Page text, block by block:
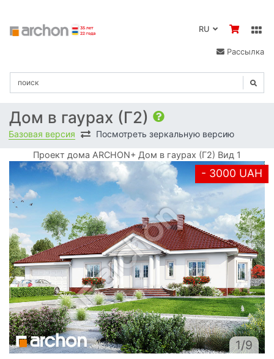
Рассылка
Дом в гаурах (Г2)
Базовая версия Посмотреть зеркальную версию
Проект дома ARCHON+ Дом в гаурах (Г2) Вид 1
- 3000 UAH
1/9